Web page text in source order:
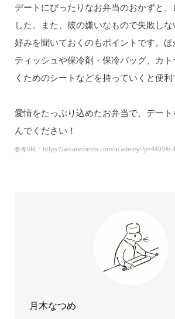
デートにぴったりなお弁当のおかずと
した。また、彼の嫌いなもので失敗し
好みを聞いておくのもポイントです。ほ
ティッシュや保冷剤・保冷バッグ、カ
くためのシートなどを持っていくと便利
愛情をたっぷり込めたお弁当で、デー
んでください！
参考URL：https://aisaremeshi.com/academy/?p=4499#i-
月木なつめ